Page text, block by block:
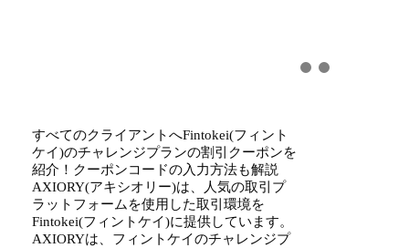
すべてのクライアントへFintokei(フィント
ケイ)のチャレンジプランの割引クーポンを
紹介！クーポンコードの入力方法も解説
AXIORY(アキシオリー)は、人気の取引プ
ラットフォームを使用した取引環境を
Fintokei(フィントケイ)に提供しています。
AXIORYは、フィントケイのチャレンジプ